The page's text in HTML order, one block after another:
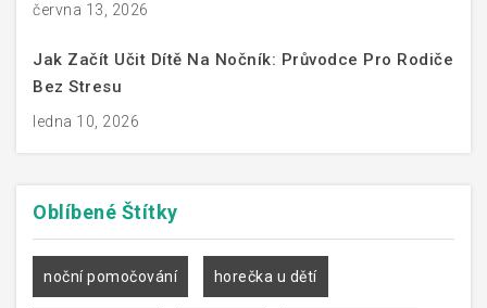
června 13, 2026
Jak Začít Učit Dítě Na Nočník: Průvodce Pro Rodiče
Bez Stresu
ledna 10, 2026
Oblíbené Štítky
noční pomočování horečka u dětí